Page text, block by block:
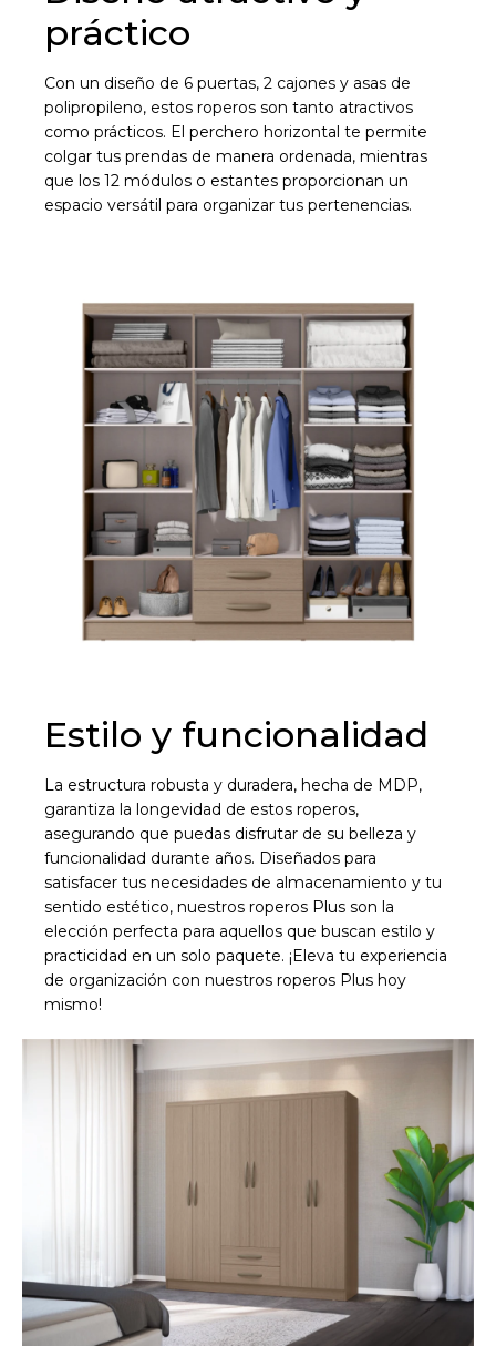
práctico
Con un diseño de 6 puertas, 2 cajones y asas de
polipropileno, estos roperos son tanto atractivos
como prácticos. El perchero horizontal te permite
colgar tus prendas de manera ordenada, mientras
que los 12 módulos o estantes proporcionan un
espacio versátil para organizar tus pertenencias.
Estilo y funcionalidad
La estructura robusta y duradera, hecha de MDP,
garantiza la longevidad de estos roperos,
asegurando que puedas disfrutar de su belleza y
funcionalidad durante años. Diseñados para
satisfacer tus necesidades de almacenamiento y tu
sentido estético, nuestros roperos Plus son la
elección perfecta para aquellos que buscan estilo y
practicidad en un solo paquete. ¡Eleva tu experiencia
de organización con nuestros roperos Plus hoy
mismo!
Comprá ahora y Pagá
Después, hasta en 12
cuotas y sin tocar tu
tarjeta de crédito
Comprá en 3 cuotas sin recargo o hasta en
12 cuotas * ¡Solo con tu cédula!
* sujeto aprobación crediticia.
Verifica si estás calificado para comprar con
Pago Después:
Cédula de identidad
Celular
Fecha de nacimiento
Día Mes
Estás calificado para comprar usando Pago
Después.
¡Tenés hasta
para comprar en las cuotas que
prefieras!
Elegí tus productos preferidos
Elegí Pago Después como metodo de pago
* sujeto a aprobación crediticia. El monto disponible
puede variar por comercio
Ups!
Parece que no tenes oferta, lamentamos
el inconveniente, por cualquier duda
contactanos en
preguntas@pagodespues.com.uy
¡Algo salió mal!
Por favor intenta nuevamente mas tarde.